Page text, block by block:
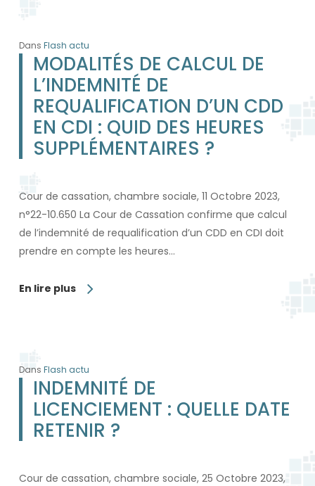
Dans Flash actu
MODALITÉS DE CALCUL DE
L’INDEMNITÉ DE
REQUALIFICATION D’UN CDD
EN CDI : QUID DES HEURES
SUPPLÉMENTAIRES ?
Cour de cassation, chambre sociale, 11 Octobre 2023,
n°22-10.650 La Cour de Cassation confirme que calcul
de l’indemnité de requalification d’un CDD en CDI doit
prendre en compte les heures…
En lire plus
Dans Flash actu
INDEMNITÉ DE
LICENCIEMENT : QUELLE DATE
RETENIR ?
Cour de cassation, chambre sociale, 25 Octobre 2023,